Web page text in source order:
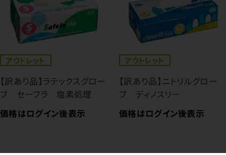
アウトレット
【訳あり品】ラテックスグロー
ブ セーフラ 塩素処理
価格はログイン後表示
アウトレット
【訳あり品】ニトリルグロー
ブ ディノスリー
価格はログイン後表示